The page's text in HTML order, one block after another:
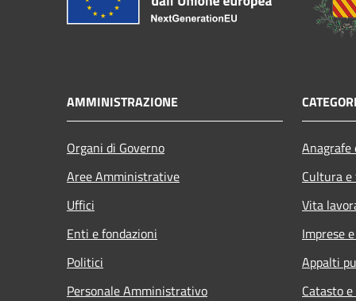
AMMINISTRAZIONE
Organi di Governo
Aree Amministrative
Uffici
Enti e fondazioni
Politici
Personale Amministrativo
Cultura
Vita
Imprese
Appalti
Catasto